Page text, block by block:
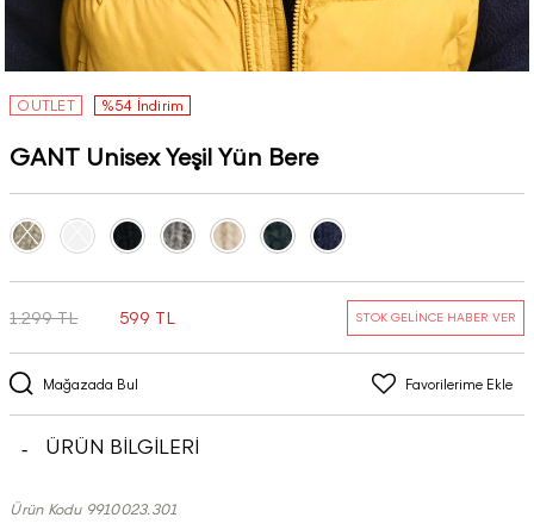
OUTLET %54 İndirim
GANT Unisex Yeşil Yün Bere
Mağazada Bul Favorilerime Ekle
1.299 TL 599 TL STOK GELİNCE HABER VER
ÜRÜN BİLGİLERİ
Ürün Kodu 9910023.301